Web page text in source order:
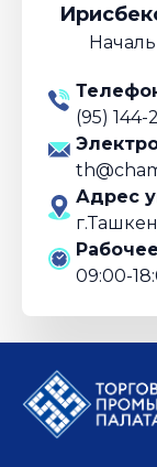
(95) 144-
Адрес
09:00-